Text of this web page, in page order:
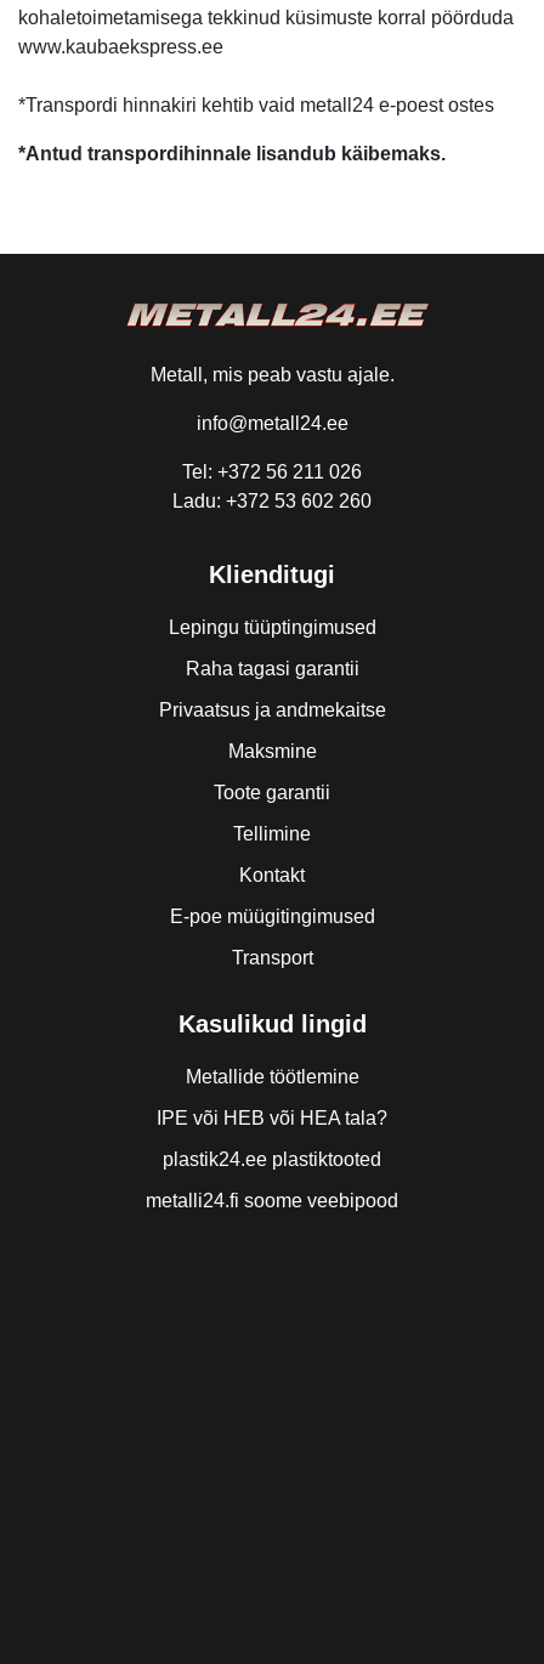
kohaletoimetamisega tekkinud küsimuste korral pöörduda
www.kaubaekspress.ee
*Transpordi hinnakiri kehtib vaid metall24 e-poest ostes
*Antud transpordihinnale lisandub käibemaks.
Metall, mis peab vastu ajale.
info@metall24.ee
Tel: +372 56 211 026
Ladu: +372 53 602 260
Klienditugi
Lepingu tüüptingimused
Raha tagasi garantii
Privaatsus ja andmekaitse
Maksmine
Toote garantii
Tellimine
Kontakt
E-poe müügitingimused
Transport
Kasulikud lingid
Metallide töötlemine
IPE või HEB või HEA tala?
plastik24.ee plastiktooted
metalli24.fi soome veebipood